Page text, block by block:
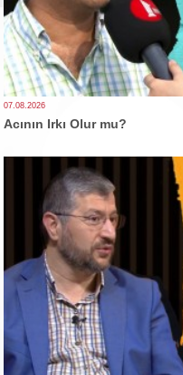
07.08.2026
Acının Irkı Olur mu?